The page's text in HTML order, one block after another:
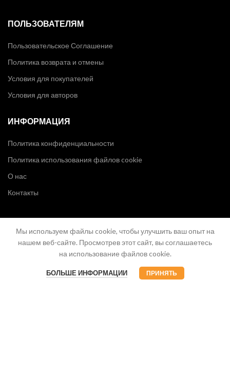
ПОЛЬЗОВАТЕЛЯМ
Пользовательское Соглашение
Политика возврата и отмены
Условия для покупателей
Условия для авторов
ИНФОРМАЦИЯ
Политика конфиденциальности
Политика использования файлов cookie
О нас
Контакты
Мы используем файлы cookie, чтобы улучшить ваш опыт на
нашем веб-сайте. Просмотрев этот сайт, вы соглашаетесь
на использование файлов cookie.
БОЛЬШЕ ИНФОРМАЦИИ ПРИНЯТЬ